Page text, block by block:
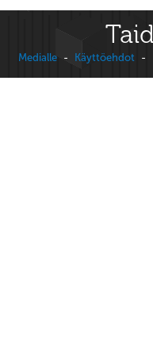
Medialle - Käyttöehdot -